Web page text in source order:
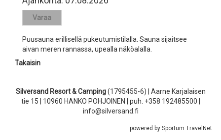
Puusauna erillisellä pukeutumistilalla. Sauna sijaitsee
aivan meren rannassa, upealla näköalalla.
Takaisin
Silversand Resort & Camping(1795455-6) | Aarne Karjalaisen
tie 15 | 10960 HANKO POHJOINEN | puh. +358 192485500 |
info@silversand.fi
powered by Sportum TravelNet